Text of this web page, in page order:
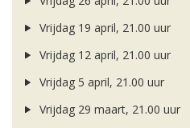
Vrijdag 19 april, 21.00 uur
Vrijdag 12 april, 21.00 uur
Vrijdag 5 april, 21.00 uur
Vrijdag 29 maart, 21.00 uur